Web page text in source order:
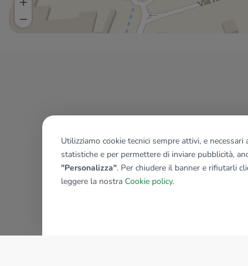
Utilizziamo cookie tecnici sempre attivi, e
statistiche e per permettere di inviare pubblicità,
"Personalizza". Per chiudere il banner e rifiutarli
leggere la nostra Cookie policy.